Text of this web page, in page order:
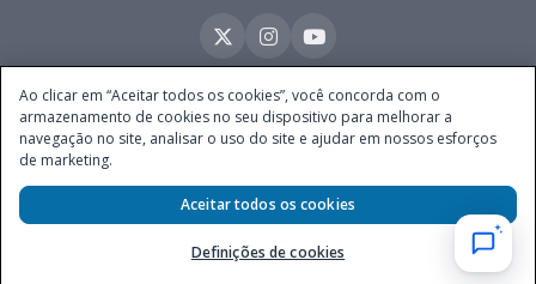
Este site é operado pela Ventmear Brasil LTDA (CNPJ 52.868.380/0001-84), com
endereço na Avenida Brigadeiro Faria Lima, nº 4.055, 3º andar, Itaim Bibi, no
Município de São Paulo, Estado de São Paulo, CEP 04538-133, Brasil - empresa
autorizada a operar apostas de quota fixa em todo território nacional pela
Secretaria de Prêmios e Apostas do Ministério da Fazenda, conforme Portaria nº
247, de 07.02.2025, publicada no DOU em 11.2.2025.
Ao clicar em “Aceitar todos os cookies”, você concorda com o
armazenamento de cookies no seu dispositivo para melhorar a
navegação no site, analisar o uso do site e ajudar em nossos esforços
de marketing.
Definições de cookies
Aceitar todos os cookies